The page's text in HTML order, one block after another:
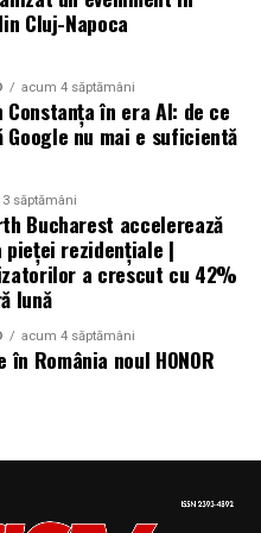
trei zile de doliu
(Calendarul Romano-
Lecca, pictor, tipograf,
ctitorul primei
periodic din
religioase (în stil
Cluj-Napoca
acum 4 săptămâni
în era AI: de ce
Google nu mai e suficientă
săptămâni
Bucharest accelerează
rezidențiale |
a crescut cu 42%
lună
acum 4 săptămâni
în România noul HONOR